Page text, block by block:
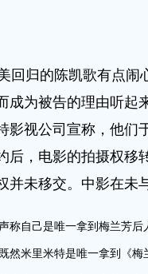
回归的陈凯歌有点闹
成为被告的理由听起
影视公司宣称，他们
后，电影的拍摄权移
并未移交。中影在未
称自己是唯一拿到梅兰芳
然米里米特是唯一拿到《